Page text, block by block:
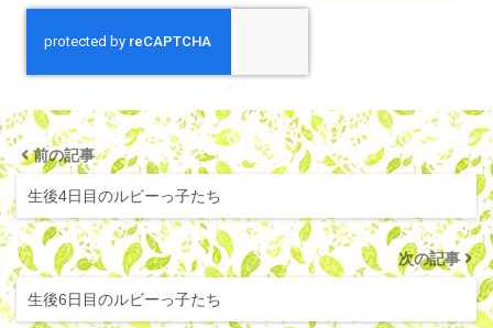
前の記事
生後4日目のルビーっ子たち
次の記事
生後6日目のルビーっ子たち